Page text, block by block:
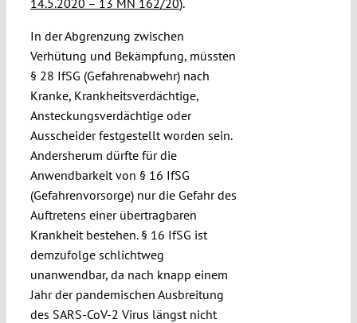
14.5.2020 – 13 MN 162/20).
In der Abgrenzung zwischen
Verhütung und Bekämpfung, müssten
§ 28 IfSG (Gefahrenabwehr) nach
Kranke, Krankheitsverdächtige,
Ansteckungsverdächtige oder
Ausscheider festgestellt worden sein.
Andersherum dürfte für die
Anwendbarkeit von § 16 IfSG
(Gefahrenvorsorge) nur die Gefahr des
Auftretens einer übertragbaren
Krankheit bestehen. § 16 IfSG ist
demzufolge schlichtweg
unanwendbar, da nach knapp einem
Jahr der pandemischen Ausbreitung
des SARS-CoV-2 Virus längst nicht